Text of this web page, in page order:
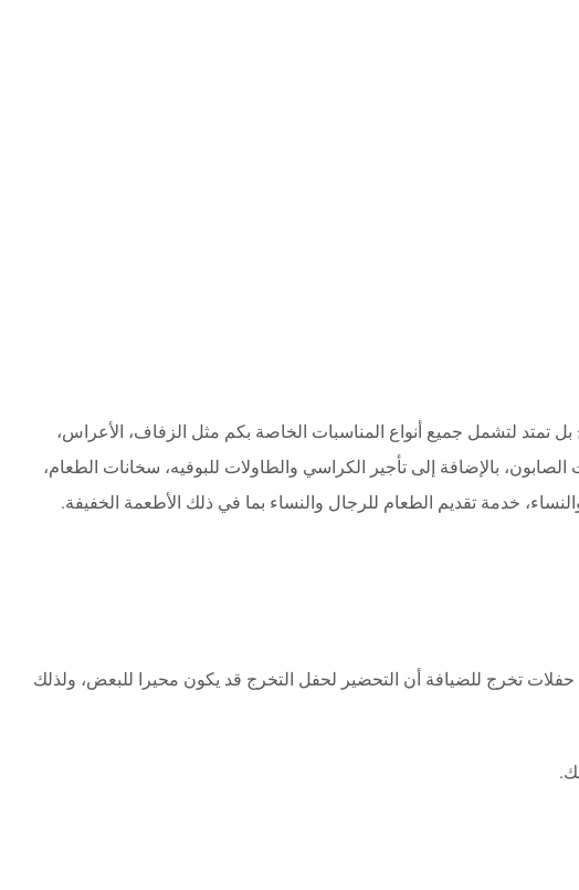
تمتد لتشمل جميع أنواع المناسبات الخاصة بكم مثل الزفاف، الأعراس،
بالإضافة إلى تأجير الكراسي والطاولات للبوفيه، سخانات الطعام،
خدمة تقديم الطعام للرجال والنساء بما في ذلك الأطعمة الخفيفة.
تخرج للضيافة أن التحضير لحفل التخرج قد يكون محيرا للبعض، ولذلك